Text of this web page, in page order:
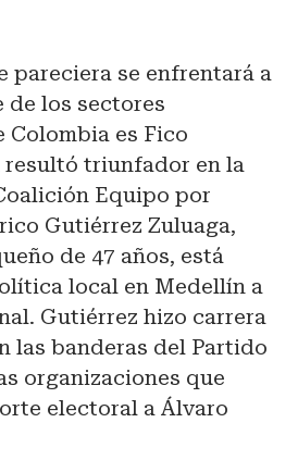
pareciera se enfrentará a
de los sectores
Colombia es Fico
resultó triunfador en la
Equipo por
Gutiérrez Zuluaga,
de 47 años, está
local en Medellín a
Gutiérrez hizo carrera
las banderas del Partido
organizaciones que
electoral a Álvaro